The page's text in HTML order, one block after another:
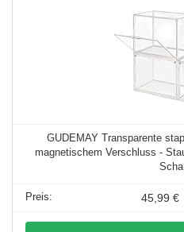
GUDEMAY Transparente
magnetischem Verschluss -
Scha
45,99 €